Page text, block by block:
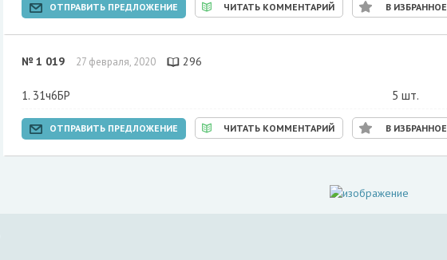
ОТПРАВИТЬ ПРЕДЛОЖЕНИЕ ЧИТАТЬ КОММЕНТАРИЙ В ИЗБРАННОЕ
№ 1 019 27 февраля, 2020 296
31ч6БР 5 шт.
ОТПРАВИТЬ ПРЕДЛОЖЕНИЕ ЧИТАТЬ КОММЕНТАРИЙ В ИЗБРАННОЕ